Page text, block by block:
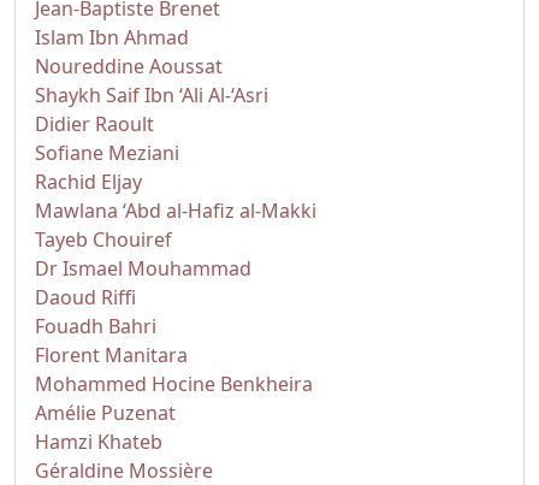
Jean-Baptiste Brenet
Islam Ibn Ahmad
Noureddine Aoussat
Shaykh Saif Ibn ‘Ali Al-‘Asri
Didier Raoult
Sofiane Meziani
Rachid Eljay
Mawlana ‘Abd al-Hafiz al-Makki
Tayeb Chouiref
Dr Ismael Mouhammad
Daoud Riffi
Fouadh Bahri
Florent Manitara
Mohammed Hocine Benkheira
Amélie Puzenat
Hamzi Khateb
Géraldine Mossière